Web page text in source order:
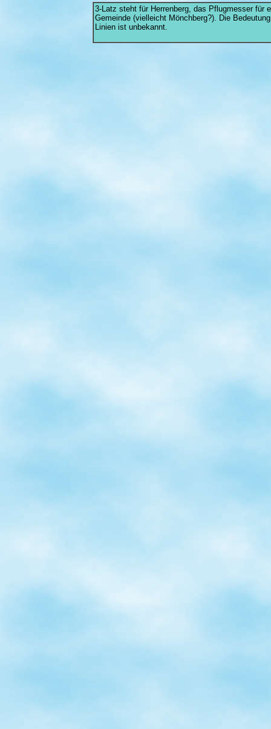
3-Latz steht für Herrenberg, das Pflugmesser für
Gemeinde (vielleicht Mönchberg?). Die
Linien ist unbekannt.